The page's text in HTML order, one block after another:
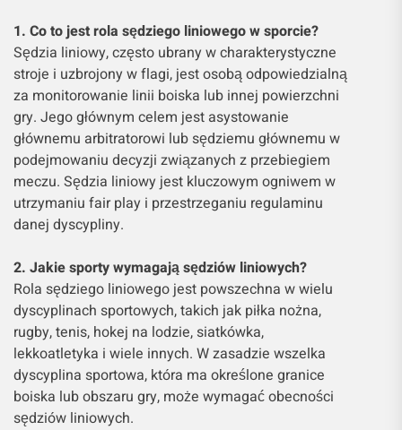
1. Co to jest rola sędziego liniowego w sporcie?
Sędzia liniowy, często ubrany w charakterystyczne
stroje i uzbrojony w flagi, jest osobą odpowiedzialną
za monitorowanie linii boiska lub innej powierzchni
gry. Jego głównym celem jest asystowanie
głównemu arbitratorowi lub sędziemu głównemu w
podejmowaniu decyzji związanych z przebiegiem
meczu. Sędzia liniowy jest kluczowym ogniwem w
utrzymaniu fair play i przestrzeganiu regulaminu
danej dyscypliny.
2. Jakie sporty wymagają sędziów liniowych?
Rola sędziego liniowego jest powszechna w wielu
dyscyplinach sportowych, takich jak piłka nożna,
rugby, tenis, hokej na lodzie, siatkówka,
lekkoatletyka i wiele innych. W zasadzie wszelka
dyscyplina sportowa, która ma określone granice
boiska lub obszaru gry, może wymagać obecności
sędziów liniowych.